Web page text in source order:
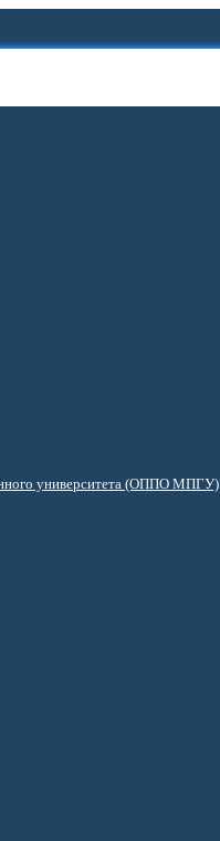
университета (ОППО МПГУ)